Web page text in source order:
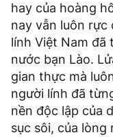
hay của hoàng
nay vẫn luôn
lính Việt Nam đã
nước bạn Lào.
gian thực mà
người lính đã
nền độc lập của
sục sôi, của